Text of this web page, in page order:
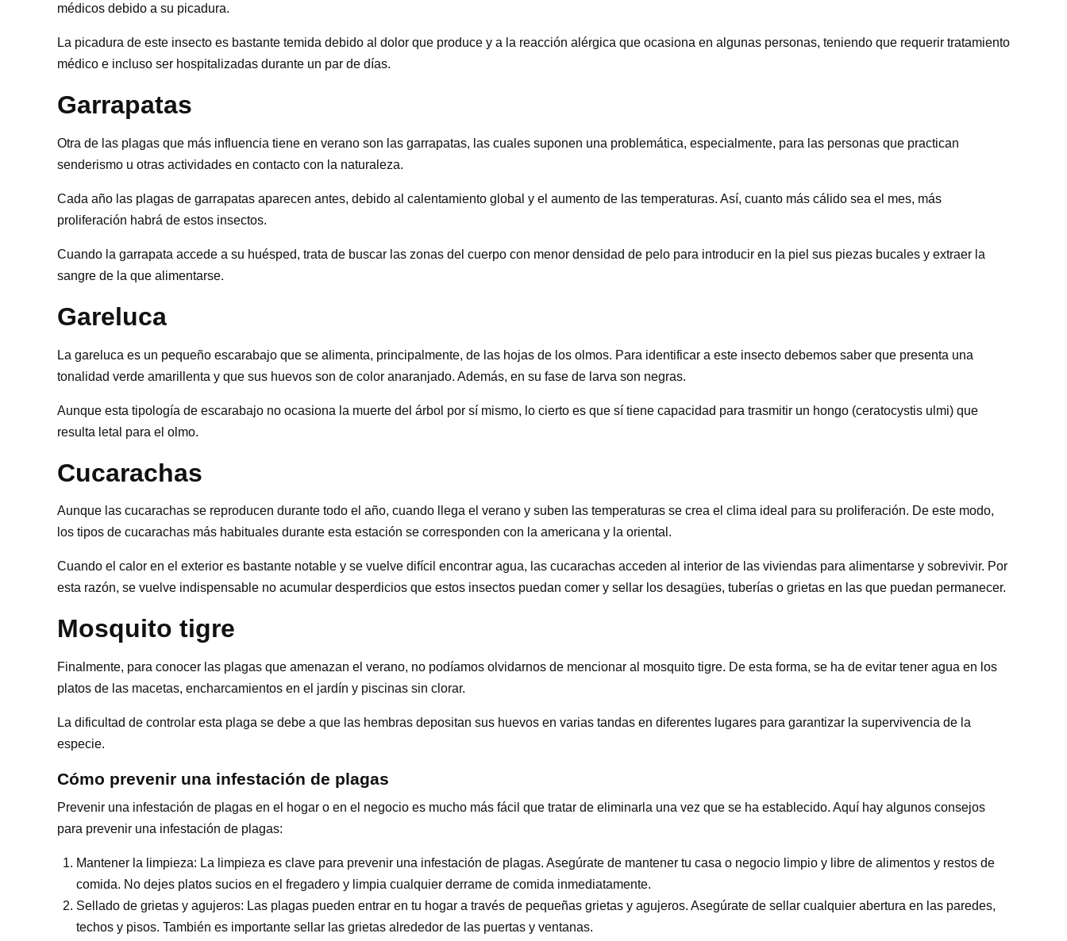
médicos debido a su picadura.
La picadura de este insecto es bastante temida debido al dolor que produce y a la reacción alérgica que ocasiona en algunas personas, teniendo que requerir tratamiento
médico e incluso ser hospitalizadas durante un par de días.
Garrapatas
Otra de las plagas que más influencia tiene en verano son las garrapatas, las cuales suponen una problemática, especialmente, para las personas que practican
senderismo u otras actividades en contacto con la naturaleza.
Cada año las plagas de garrapatas aparecen antes, debido al calentamiento global y el aumento de las temperaturas. Así, cuanto más cálido sea el mes, más
proliferación habrá de estos insectos.
Cuando la garrapata accede a su huésped, trata de buscar las zonas del cuerpo con menor densidad de pelo para introducir en la piel sus piezas bucales y extraer la
sangre de la que alimentarse.
Gareluca
La gareluca es un pequeño escarabajo que se alimenta, principalmente, de las hojas de los olmos. Para identificar a este insecto debemos saber que presenta una
tonalidad verde amarillenta y que sus huevos son de color anaranjado. Además, en su fase de larva son negras.
Aunque esta tipología de escarabajo no ocasiona la muerte del árbol por sí mismo, lo cierto es que sí tiene capacidad para trasmitir un hongo (ceratocystis ulmi) que
resulta letal para el olmo.
Cucarachas
Aunque las cucarachas se reproducen durante todo el año, cuando llega el verano y suben las temperaturas se crea el clima ideal para su proliferación. De este modo,
los tipos de cucarachas más habituales durante esta estación se corresponden con la americana y la oriental.
Cuando el calor en el exterior es bastante notable y se vuelve difícil encontrar agua, las cucarachas acceden al interior de las viviendas para alimentarse y sobrevivir. Por
esta razón, se vuelve indispensable no acumular desperdicios que estos insectos puedan comer y sellar los desagües, tuberías o grietas en las que puedan permanecer.
Mosquito tigre
Finalmente, para conocer las plagas que amenazan el verano, no podíamos olvidarnos de mencionar al mosquito tigre. De esta forma, se ha de evitar tener agua en los
platos de las macetas, encharcamientos en el jardín y piscinas sin clorar.
La dificultad de controlar esta plaga se debe a que las hembras depositan sus huevos en varias tandas en diferentes lugares para garantizar la supervivencia de la
especie.
Cómo prevenir una infestación de plagas
Prevenir una infestación de plagas en el hogar o en el negocio es mucho más fácil que tratar de eliminarla una vez que se ha establecido. Aquí hay algunos consejos
para prevenir una infestación de plagas:
Mantener la limpieza: La limpieza es clave para prevenir una infestación de plagas. Asegúrate de mantener tu casa o negocio limpio y libre de alimentos y restos de
comida. No dejes platos sucios en el fregadero y limpia cualquier derrame de comida inmediatamente.
Sellado de grietas y agujeros: Las plagas pueden entrar en tu hogar a través de pequeñas grietas y agujeros. Asegúrate de sellar cualquier abertura en las paredes,
techos y pisos. También es importante sellar las grietas alrededor de las puertas y ventanas.